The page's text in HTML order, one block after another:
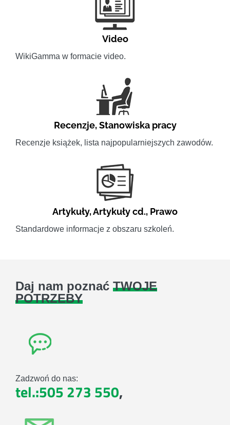
Video
WikiGamma w formacie video.
Recenzje,Stanowiska pracy
Recenzje książek, lista najpopularniejszych zawodów.
Artykuły,Artykuły cd., Prawo
Standardowe informacje z obszaru szkoleń.
Daj nam poznać TWOJE
POTRZEBY
Zadzwoń do nas:
tel.:505 273 550,